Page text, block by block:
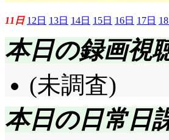
11日 12日 13日 14日 15日 16日 17日
本日の録画視
(未調査)
本日の日常日